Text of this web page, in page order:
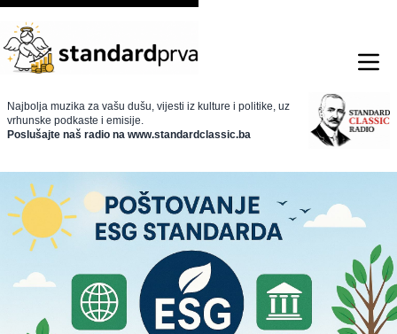
Najbolja muzika za vašu dušu, vijesti iz kulture i politike, uz
vrhunske podkaste i emisije.
Poslušajte naš radio na www.standardclassic.ba